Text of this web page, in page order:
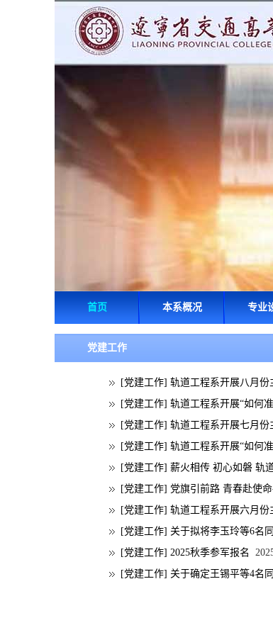
首页 本系概况 专业
党建工作
[党建工作] 轨道工程系开展八月份
[党建工作] 轨道工程系开展“如何
[党建工作] 轨道工程系开展七月份
[党建工作] 轨道工程系开展“如何
[党建工作] 薪火相传 初心如磐 轨
[党建工作] 党旗引前路 青春赴使
[党建工作] 轨道工程系开展六月份
[党建工作] 关于拟将李玉玲等6名
[党建工作] 2025秋季参军报名
[党建工作] 关于确定王锡平等4名